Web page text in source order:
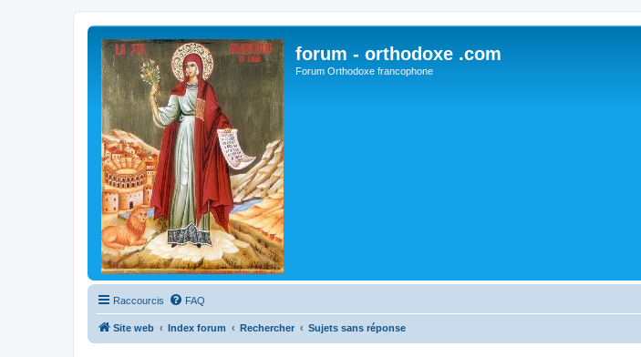
forum - orthodoxe .com
Forum Orthodoxe francophone
Raccourcis FAQ
Site web Index forum Rechercher Sujets sans réponse